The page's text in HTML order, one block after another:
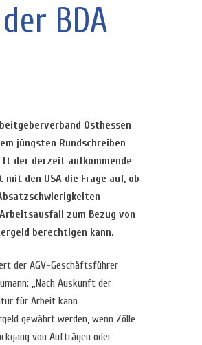
BDA
Osthessen
jüngsten Rundschreiben
der derzeit aufkommende
mit den USA die Frage auf, ob
zum Bezug von
berechtigen kann.
der AGV-Geschäftsführer
„Nach Auskunft der
für Arbeit kann
gewährt werden, wenn Zölle
von Aufträgen oder